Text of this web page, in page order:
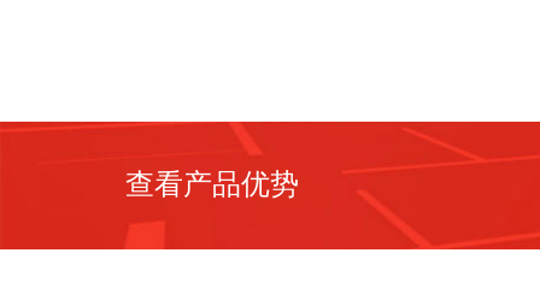
查看产品优势